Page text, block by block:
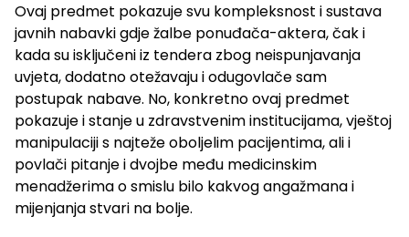
Ovaj predmet pokazuje svu kompleksnost i sustava
javnih nabavki gdje žalbe ponuđača-aktera, čak i
kada su isključeni iz tendera zbog neispunjavanja
uvjeta, dodatno otežavaju i odugovlače sam
postupak nabave. No, konkretno ovaj predmet
pokazuje i stanje u zdravstvenim institucijama, vještoj
manipulaciji s najteže oboljelim pacijentima, ali i
povlači pitanje i dvojbe među medicinskim
menadžerima o smislu bilo kakvog angažmana i
mijenjanja stvari na bolje.